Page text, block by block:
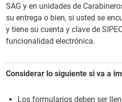
SAG y en unidades de
su entrega o bien, si usted se
y tiene su cuenta y clave de
funcionalidad electrónica.
Considerar lo siguiente si va a
Los formularios deben ser